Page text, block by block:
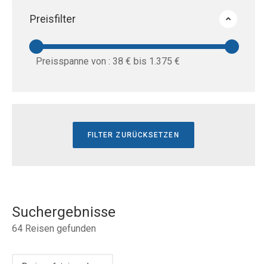
Preisfilter
Preisspanne von : 38 € bis 1.375 €
Suchergebnisse
64 Reisen gefunden